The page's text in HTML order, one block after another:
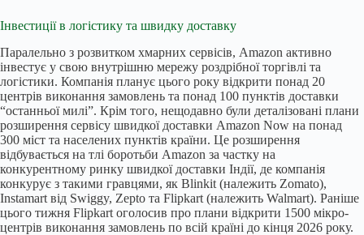
Інвестиції в логістику та швидку доставку
Паралельно з розвитком хмарних сервісів, Amazon активно
інвестує у свою внутрішню мережу роздрібної торгівлі та
логістики. Компанія планує цього року відкрити понад 20
центрів виконання замовлень та понад 100 пунктів доставки
“останньої милі”. Крім того, нещодавно були деталізовані плани
розширення сервісу швидкої доставки Amazon Now на понад
300 міст та населених пунктів країни. Це розширення
відбувається на тлі боротьби Amazon за частку на
конкурентному ринку швидкої доставки Індії, де компанія
конкурує з такими гравцями, як Blinkit (належить Zomato),
Instamart від Swiggy, Zepto та Flipkart (належить Walmart). Раніше
цього тижня Flipkart оголосив про плани відкрити 1500 мікро-
центрів виконання замовлень по всій країні до кінця 2026 року.